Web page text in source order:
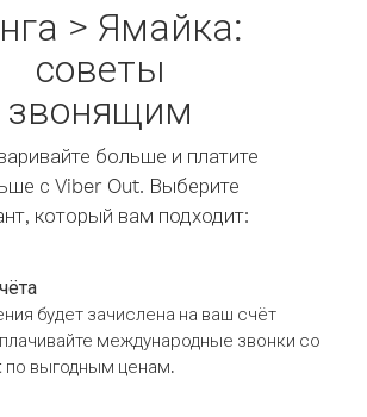
> Ямайка:
советы
звонящим
больше и платите
с Viber Out. Выберите
который вам подходит:
будет зачислена на ваш счёт
международные звонки со
по выгодным ценам.